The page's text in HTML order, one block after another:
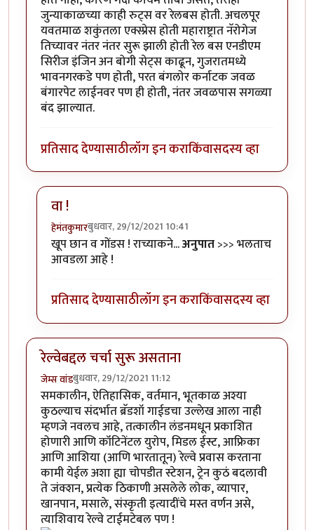
जुन्याकाळच्या काही रुट्स वर रेलबस होती. अचलपूर
यवतमाळ शकुंतला एक्स्प्रेस होती महाराष्ट्रात नॅरोगेज
तिच्यावर नंतर नंतर सुरू झाली होती रेल बस एनडीएम
सिरीज इंजिन अन बोगी सेट्स काढून, गुजरातमध्ये
भावनगरकडे पण होती, परत बंगलोर कर्नाटक जवळ
बंगारपेट लाईनवर पण ही होती, नंतर जवळपास सगळ्या
बंद झाल्यात.
प्रतिसाद देण्यासाठीलॉग इन कराकिंवासदस्य व्हा
वा !
हेमंतकुमारबुधवार, 29/12/2021 10:41
In reply toरेल बस म्हणलं की मलाbyजेम्स वांड
खूप छान व गोंडस ! राच्याकने...अनुपात>>> भलताच
आवडला आहे !
प्रतिसाद देण्यासाठीलॉग इन कराकिंवासदस्य व्हा
रेल्वेबद्दल चर्चा सुरू असताना
जेम्स वांडबुधवार, 29/12/2021 11:12
समकालीन, ऐतिहासिक, वर्तमान, भूतकाळ अश्या
कुठल्याच संदर्भात ब्रॅडशॉ गाईडचा उल्लेख आला नाही
म्हणजे नवलच आहे, तत्कालीन लंडनमधून प्रकाशित
होणारी आणि कॉंटिनेंटल युरोप, मिडल ईस्ट, आफ्रिका
आणि आशिया (आणि भारतातून) रेल्वे प्रवास करताना
कामी येईल अशा ह्या चोपडीत स्टेशन, ट्रेन कुठं बदलावी
ते जंक्शन, प्रत्येक ठिकाणी असलेले लोक, व्यापार,
खानपान, मसाले, संस्कृती इत्यादींचे मस्त वर्णन असे,
त्याशिवाय रेल्वे टाईमटेबल पण !